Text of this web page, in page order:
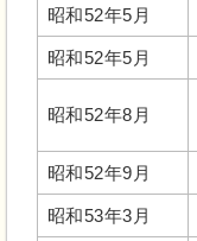
昭和52年5月
昭和52年5月
昭和52年8月
昭和52年9月
昭和53年3月